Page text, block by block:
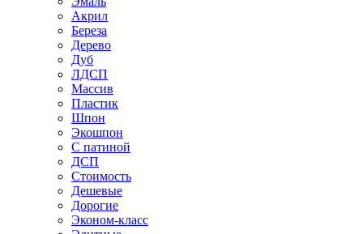
Акрил
Береза
Дерево
Дуб
ЛДСП
Массив
Пластик
Шпон
Экошпон
С патиной
ДСП
Стоимость
Дешевые
Дорогие
Эконом-класс